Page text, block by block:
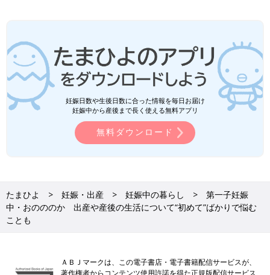
妊娠日数や生後日数に合った情報を毎日お届け
妊娠中から産後まで長く使える無料アプリ
無料ダウンロード
たまひよ 妊娠・出産 妊娠中の暮らし
第一子妊娠
中・おのののか 出産や産後の生活について“初めて”ばかりで悩む
ことも
ＡＢＪマークは、この電子書店・電子書籍配信サービスが、
著作権者からコンテンツ使用許諾を得た正規版配信サービス